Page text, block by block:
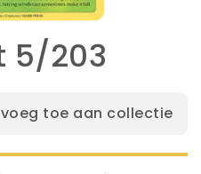
5/203
toe aan collectie